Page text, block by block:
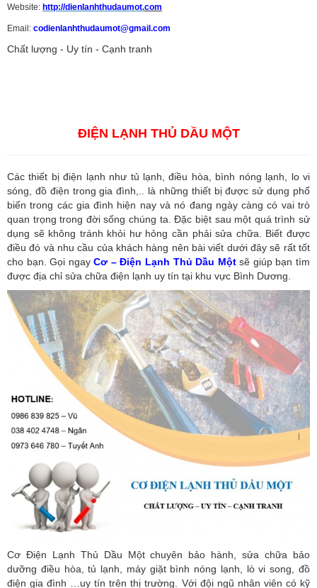
Website: http://dienlanhthudaumot.com
Email: codienlanhthudaumot@gmail.com
Chất lượng - Uy tín - Cạnh tranh
ĐIỆN LẠNH THỦ DẦU MỘT
Các thiết bị điện lạnh như tủ lạnh, điều hòa, bình nóng lạnh, lo vi
sóng, đồ điện trong gia đình,.. là những thiết bị được sử dụng phổ
biến trong các gia đình hiện nay và nó đang ngày càng có vai trò
quan trọng trong đời sống chúng ta. Đặc biệt sau một quá trình sử
dụng sẽ không tránh khỏi hư hỏng cần phải sửa chữa. Biết được
điều đó và nhu cầu của khách hàng nên bài viết dưới đây sẽ rất tốt
cho bạn. Gọi ngayCơ – Điện Lạnh Thủ Dầu Một sẽ giúp bạn tìm
được địa chỉ sửa chữa điện lạnh uy tín tại khu vực Bình Dương.
Cơ Điện Lạnh Thủ Dầu Một chuyên bảo hành, sửa chữa bảo
dưỡng điều hòa, tủ lạnh, máy giặt bình nóng lạnh, lò vi song, đồ
điện gia đình …uy tín trên thị trường. Với đội ngũ nhân viên có kỹ